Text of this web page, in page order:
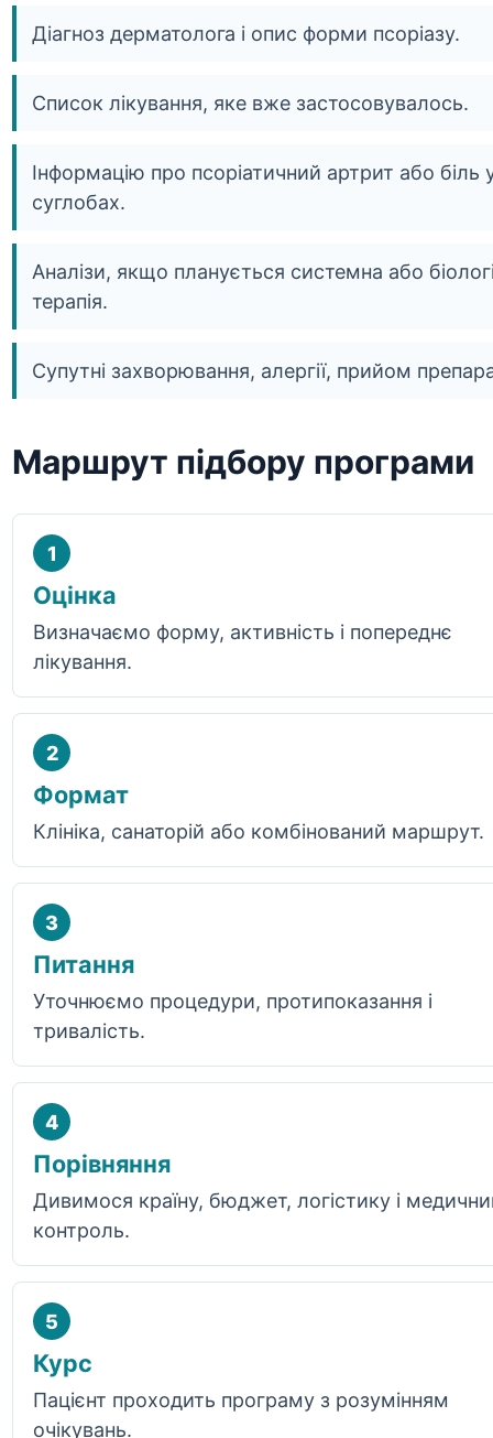
Діагноз дерматолога і опис форми псоріазу.
Список лікування, яке вже застосовувалось.
Інформацію про псоріатичний артрит або біль
суглобах.
Аналізи, якщо планується системна або
терапія.
Супутні захворювання, алергії, прийом
Маршрут підбору програми
1
Оцінка
Визначаємо форму, активність і попереднє
лікування.
2
Формат
Клініка, санаторій або комбінований маршрут.
3
Питання
Уточнюємо процедури, протипоказання і
тривалість.
4
Порівняння
Дивимося країну, бюджет, логістику і
контроль.
5
Курс
Пацієнт проходить програму з розумінням
очікувань.